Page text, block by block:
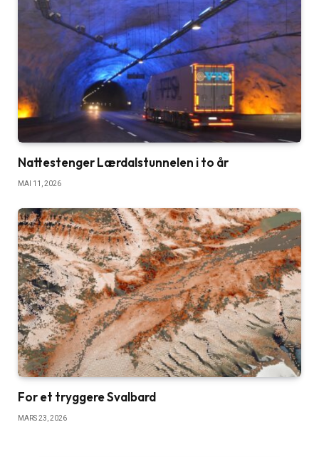
Nattestenger Lærdalstunnelen i to år
MAI 11, 2026
For et tryggere Svalbard
MARS 23, 2026